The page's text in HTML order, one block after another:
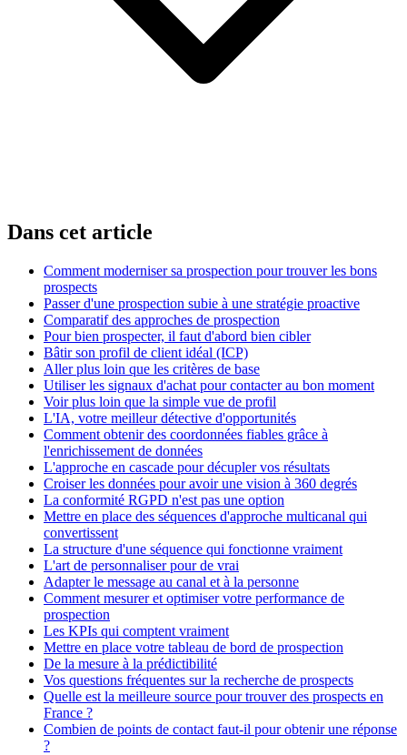
Dans cet article
Comment moderniser sa prospection pour trouver les bons
prospects
Passer d'une prospection subie à une stratégie proactive
Comparatif des approches de prospection
Pour bien prospecter, il faut d'abord bien cibler
Bâtir son profil de client idéal (ICP)
Aller plus loin que les critères de base
Utiliser les signaux d'achat pour contacter au bon moment
Voir plus loin que la simple vue de profil
L'IA, votre meilleur détective d'opportunités
Comment obtenir des coordonnées fiables grâce à
l'enrichissement de données
L'approche en cascade pour décupler vos résultats
Croiser les données pour avoir une vision à 360 degrés
La conformité RGPD n'est pas une option
Mettre en place des séquences d'approche multicanal qui
convertissent
La structure d'une séquence qui fonctionne vraiment
L'art de personnaliser pour de vrai
Adapter le message au canal et à la personne
Comment mesurer et optimiser votre performance de
prospection
Les KPIs qui comptent vraiment
Mettre en place votre tableau de bord de prospection
De la mesure à la prédictibilité
Vos questions fréquentes sur la recherche de prospects
Quelle est la meilleure source pour trouver des prospects en
France ?
Combien de points de contact faut-il pour obtenir une réponse
?